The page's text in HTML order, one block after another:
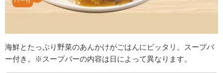
海鮮とたっぷり野菜のあんかけがごはんにピッタリ。
スープバ
ー付き。※スープバーの内容は日によって異なります。